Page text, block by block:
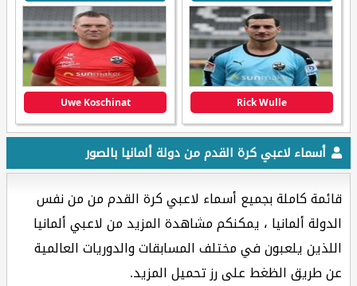
Rick Wulle
Uwe Koschinat
أسماء لاعبي كرة القدم من دولة ألمانيا بالصور
قائمة كاملة بجميع أسماء لاعبي كرة القدم من من نفس
الدولة ألمانيا ، يمكنكم مشاهدة المزيد من لاعبي ألمانيا
اللذين يلعبون في مختلف المسابقات والدوريات العالمية
عن طريق الظغط على رز تحميل المزيد.